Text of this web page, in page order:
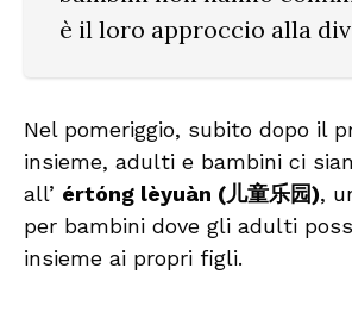
è il loro approccio alla
Nel pomeriggio, subito dopo il
insieme, adulti e bambini ci
all’ értóng lèyuàn (儿童乐园),
per bambini dove gli adulti
insieme ai propri figli.